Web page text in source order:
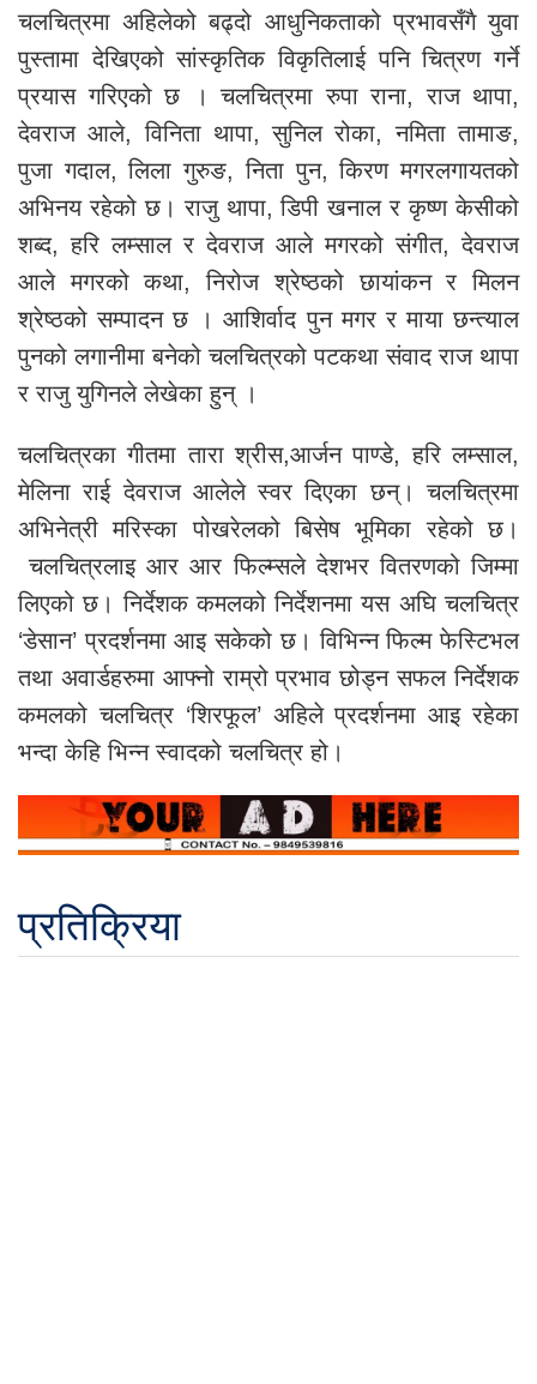
चलचित्रमा अहिलेको बढ्दो आधुनिकताको प्रभावसँगै युवा
पुस्तामा देखिएको सांस्कृतिक विकृतिलाई पनि चित्रण गर्ने
प्रयास गरिएको छ । चलचित्रमा रुपा राना, राज थापा,
देवराज आले, विनिता थापा, सुनिल रोका, नमिता तामाङ,
पुजा गदाल, लिला गुरुङ, निता पुन, किरण मगरलगायतको
अभिनय रहेको छ। राजु थापा, डिपी खनाल र कृष्ण केसीको
शब्द, हरि लम्साल र देवराज आले मगरको संगीत, देवराज
आले मगरको कथा, निरोज श्रेष्ठको छायांकन र मिलन
श्रेष्ठको सम्पादन छ । आशिर्वाद पुन मगर र माया छन्त्याल
पुनको लगानीमा बनेको चलचित्रको पटकथा संवाद राज थापा
र राजु युगिनले लेखेका हुन् ।
चलचित्रका गीतमा तारा श्रीस,आर्जन पाण्डे, हरि लम्साल,
मेलिना राई देवराज आलेले स्वर दिएका छन्। चलचित्रमा
अभिनेत्री मरिस्का पोखरेलको बिसेष भूमिका रहेको छ।
चलचित्रलाइ आर आर फिल्म्सले देशभर वितरणको जिम्मा
लिएको छ। निर्देशक कमलको निर्देशनमा यस अघि चलचित्र
‘डेसान’ प्रदर्शनमा आइ सकेको छ। विभिन्न फिल्म फेस्टिभल
तथा अवार्डहरुमा आफ्नो राम्रो प्रभाव छोड्न सफल निर्देशक
कमलको चलचित्र ‘शिरफूल’ अहिले प्रदर्शनमा आइ रहेका
भन्दा केहि भिन्न स्वादको चलचित्र हो।
प्रतिक्रिया